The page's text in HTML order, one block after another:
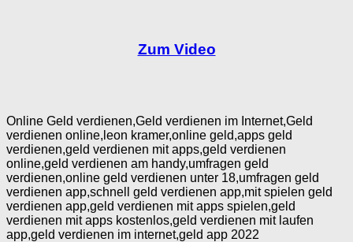
Zum Video
Online Geld verdienen,Geld verdienen im Internet,Geld
verdienen online,leon kramer,online geld,apps geld
verdienen,geld verdienen mit apps,geld verdienen
online,geld verdienen am handy,umfragen geld
verdienen,online geld verdienen unter 18,umfragen geld
verdienen app,schnell geld verdienen app,mit spielen geld
verdienen app,geld verdienen mit apps spielen,geld
verdienen mit apps kostenlos,geld verdienen mit laufen
app,geld verdienen im internet,geld app 2022